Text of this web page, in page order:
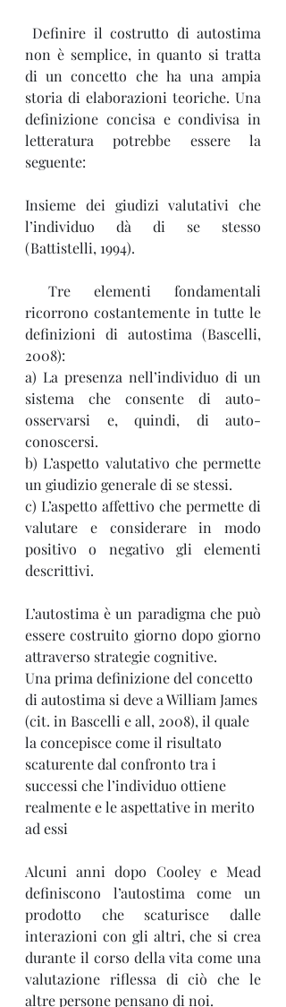
non è semplice, in quanto si tratta
di un concetto che ha una ampia
storia di elaborazioni teoriche. Una
definizione concisa e condivisa in
letteratura potrebbe essere la
seguente:
Insieme dei giudizi valutativi che
l’individuo dà di se stesso
(Battistelli, 1994).
ricorrono costantemente in tutte le
definizioni di autostima (Bascelli,
2008):
a) La presenza nell’individuo di un
sistema che consente di auto-
osservarsi e, quindi, di auto-
conoscersi.
b) L’aspetto valutativo che permette
un giudizio generale di se stessi.
c) L’aspetto affettivo che permette di
valutare e considerare in modo
positivo o negativo gli elementi
descrittivi.
L’autostima è un paradigma che può
essere costruito giorno dopo giorno
attraverso strategie cognitive.
Una prima definizione del concetto
di autostima si deve a William James
(cit. in Bascelli e all, 2008), il quale
la concepisce come il risultato
scaturente dal confronto tra i
successi che l’individuo ottiene
realmente e le aspettative in merito
ad essi
Alcuni anni dopo Cooley e Mead
definiscono l’autostima come un
prodotto che scaturisce dalle
interazioni con gli altri, che si crea
durante il corso della vita come una
valutazione riflessa di ciò che le
altre persone pensano di noi.